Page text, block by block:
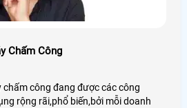
Chấm Công
chấm công đang được các công
rộng rãi,phổ biến,bởi mỗi doanh